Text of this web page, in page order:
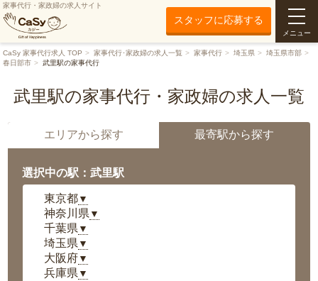
家事代行・家政婦の求人サイト
スタッフに応募する
メニュー
CaSy 家事代行求人 TOP 家事代行･家政婦の求人一覧 家事代行 埼玉県
埼玉県市部
春日部市
武里駅の家事代行
武里駅の家事代行・家政婦の求人一覧
エリアから探す 最寄駅から探す
選択中の駅：武里駅
東京都▼
神奈川県 ▼
千葉県 ▼
埼玉県 ▼
大阪府▼
兵庫県 ▼